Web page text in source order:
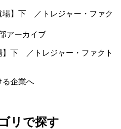
アーカイブ
】下 ／トレジャー・ファクト
る企業へ
リで探す